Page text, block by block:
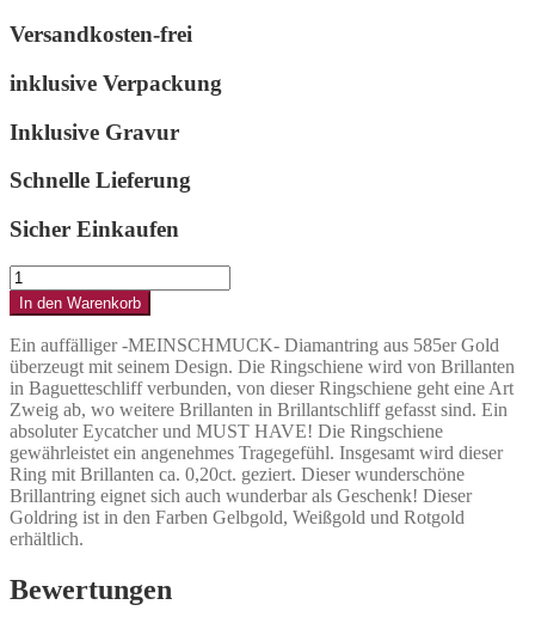
Versandkosten-frei
inklusive Verpackung
Inklusive Gravur
Schnelle Lieferung
Sicher Einkaufen
Ring
aus
Gold
als
Zweigmotiv
mit
Brillanten
Menge
In den Warenkorb
Ein auffälliger -MEINSCHMUCK- Diamantring aus 585er Gold
überzeugt mit seinem Design. Die Ringschiene wird von Brillanten
in Baguetteschliff verbunden, von dieser Ringschiene geht eine Art
Zweig ab, wo weitere Brillanten in Brillantschliff gefasst sind. Ein
absoluter Eycatcher und MUST HAVE! Die Ringschiene
gewährleistet ein angenehmes Tragegefühl. Insgesamt wird dieser
Ring mit Brillanten ca. 0,20ct. geziert. Dieser wunderschöne
Brillantring eignet sich auch wunderbar als Geschenk! Dieser
Goldring ist in den Farben Gelbgold, Weißgold und Rotgold
erhältlich.
Bewertungen